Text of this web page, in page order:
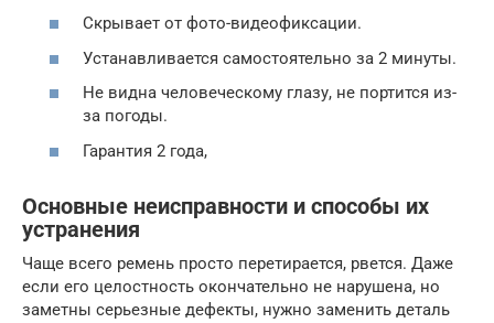
Скрывает от фото-видеофиксации.
Устанавливается самостоятельно за 2 минуты.
Не видна человеческому глазу, не портится из-
за погоды.
Гарантия 2 года,
Основные неисправности и способы их
устранения
Чаще всего ремень просто перетирается, рвется. Даже
если его целостность окончательно не нарушена, но
заметны серьезные дефекты, нужно заменить деталь